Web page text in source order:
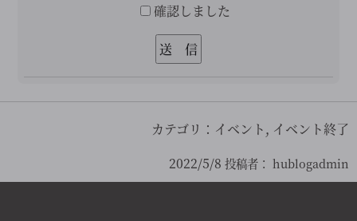
確認しました
カテゴリ： イベント, イベント終了
2022/5/8 投稿者： hublogadmin